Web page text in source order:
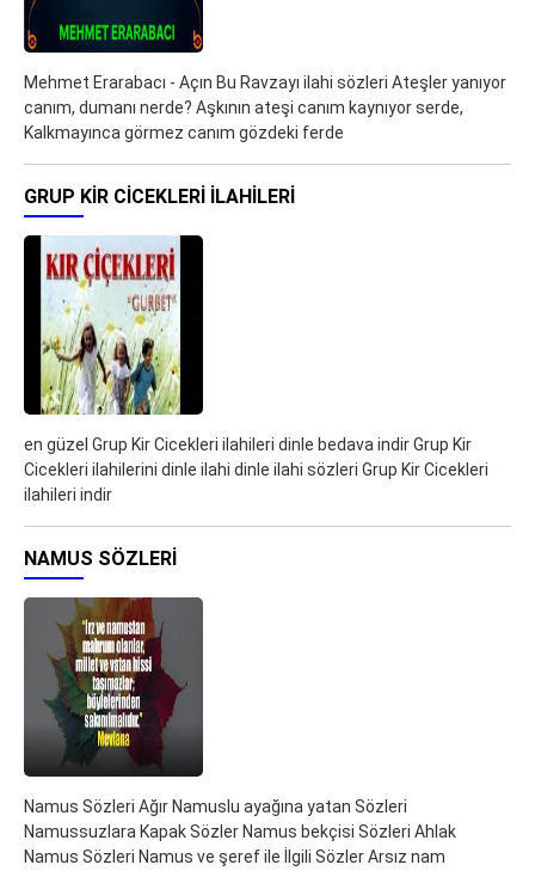
Mehmet Erarabacı - Açın Bu Ravzayı ilahi sözleri Ateşler yanıyor
canım, dumanı nerde? Aşkının ateşi canım kaynıyor serde,
Kalkmayınca görmez canım gözdeki ferde
GRUP KIR CICEKLERI ILAHILERI
en güzel Grup Kir Cicekleri ilahileri dinle bedava indir Grup Kir
Cicekleri ilahilerini dinle ilahi dinle ilahi sözleri Grup Kir Cicekleri
ilahileri indir
NAMUS SÖZLERI
Namus Sözleri Ağır Namuslu ayağına yatan Sözleri
Namussuzlara Kapak Sözler Namus bekçisi Sözleri Ahlak
Namus Sözleri Namus ve şeref ile İlgili Sözler Arsız nam